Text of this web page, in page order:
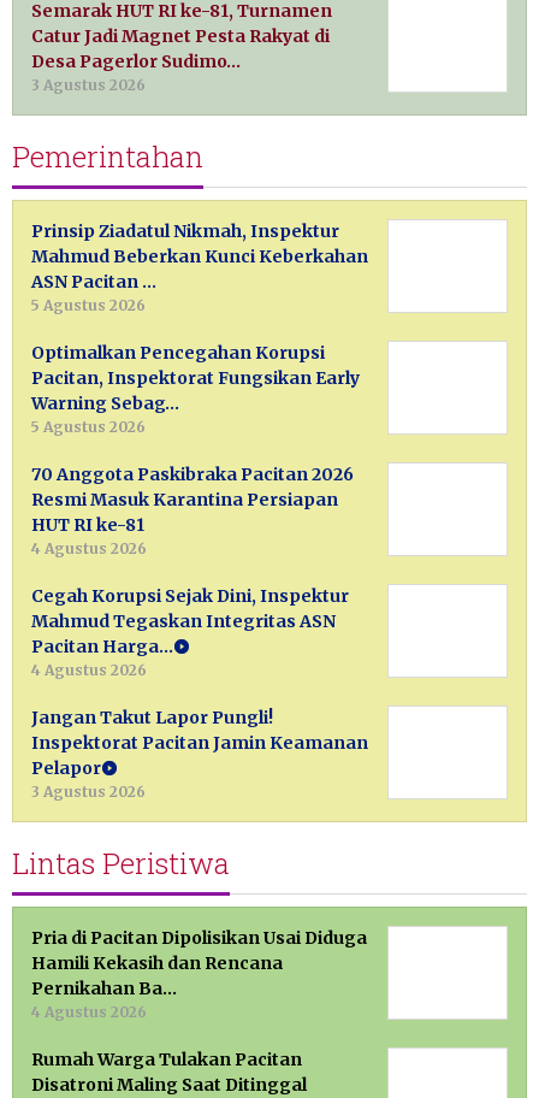
Semarak HUT RI ke-81, Turnamen
Catur Jadi Magnet Pesta Rakyat di
Desa Pagerlor Sudimo…
3 Agustus 2026
Pemerintahan
Prinsip Ziadatul Nikmah, Inspektur
Mahmud Beberkan Kunci Keberkahan
ASN Pacitan …
5 Agustus 2026
Optimalkan Pencegahan Korupsi
Pacitan, Inspektorat Fungsikan Early
Warning Sebag…
5 Agustus 2026
70 Anggota Paskibraka Pacitan 2026
Resmi Masuk Karantina Persiapan
HUT RI ke-81
4 Agustus 2026
Cegah Korupsi Sejak Dini, Inspektur
Mahmud Tegaskan Integritas ASN
Pacitan Harga…
4 Agustus 2026
Jangan Takut Lapor Pungli!
Inspektorat Pacitan Jamin Keamanan
Pelapor
3 Agustus 2026
Lintas Peristiwa
Pria di Pacitan Dipolisikan Usai Diduga
Hamili Kekasih dan Rencana
Pernikahan Ba…
4 Agustus 2026
Rumah Warga Tulakan Pacitan
Disatroni Maling Saat Ditinggal